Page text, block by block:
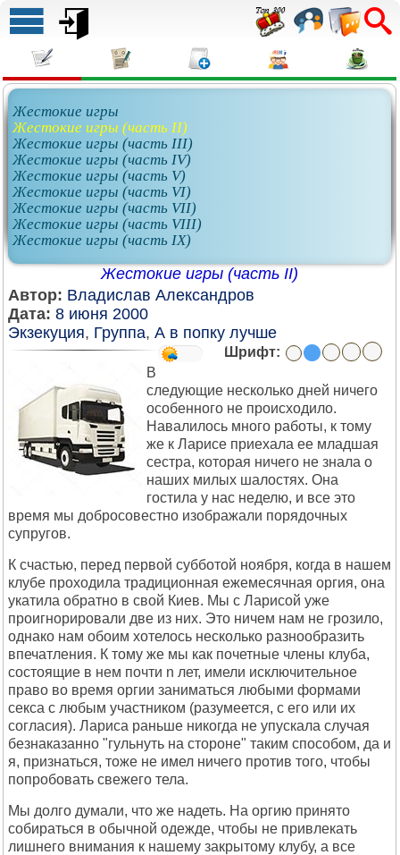
Жестокие игры
Жестокие игры (часть II)
Жестокие игры (часть III)
Жестокие игры (часть IV)
Жестокие игры (часть V)
Жестокие игры (часть VI)
Жестокие игры (часть VII)
Жестокие игры (часть VIII)
Жестокие игры (часть IX)
Жестокие игры (часть II)
Автор: Владислав Александров
Дата: 8 июня 2000
Экзекуция, Группа, А в попку лучше
Шрифт:
В
следующие несколько дней ничего
особенного не происходило.
Навалилось много работы, к тому
же к Ларисе приехала ее младшая
сестра, которая ничего не знала о
наших милых шалостях. Она
гостила у нас неделю, и все это
время мы добросовестно изображали порядочных
супругов.
К счастью, перед первой субботой ноября, когда в нашем
клубе проходила традиционная ежемесячная оргия, она
укатила обратно в свой Киев. Мы с Ларисой уже
проигнорировали две из них. Это ничем нам не грозило,
однако нам обоим хотелось несколько разнообразить
впечатления. К тому же мы как почетные члены клуба,
состоящие в нем почти n лет, имели исключительное
право во время оргии заниматься любыми формами
секса с любым участником (разумеется, с его или их
согласия). Лариса раньше никогда не упускала случая
безнаказанно "гульнуть на стороне" таким способом, да и
я, признаться, тоже не имел ничего против того, чтобы
попробовать свежего тела.
Мы долго думали, что же надеть. На оргию принято
собираться в обычной одежде, чтобы не привлекать
лишнего внимания к нашему закрытому клубу, а все